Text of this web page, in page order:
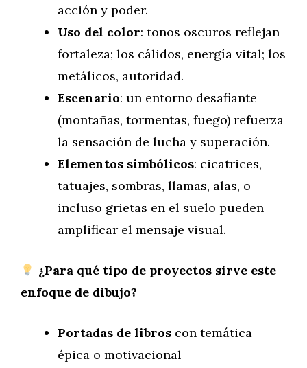
acción y poder.
Uso del color: tonos oscuros reflejan
fortaleza; los cálidos, energía vital; los
metálicos, autoridad.
Escenario: un entorno desafiante
(montañas, tormentas, fuego) refuerza
la sensación de lucha y superación.
Elementos simbólicos: cicatrices,
tatuajes, sombras, llamas, alas, o
incluso grietas en el suelo pueden
amplificar el mensaje visual.
¿Para qué tipo de proyectos sirve este
enfoque de dibujo?
Portadas de libros con temática
épica o motivacional